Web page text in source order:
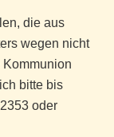
die aus
wegen nicht
bitte bis
2353 oder